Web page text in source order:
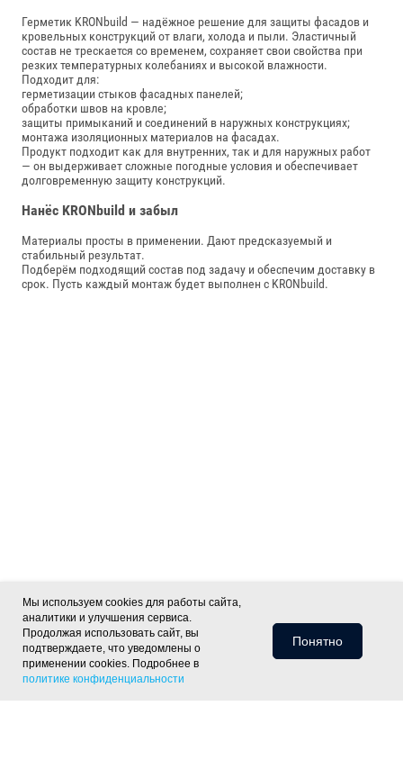
Мы используем cookies для работы сайта,
аналитики и улучшения сервиса.
Продолжая использовать сайт, вы
подтверждаете, что уведомлены о
применении cookies. Подробнее в
политике конфиденциальности
Понятно
Герметик KRONbuild — надёжное решение для защиты фасадов и
кровельных конструкций от влаги, холода и пыли. Эластичный
состав не трескается со временем, сохраняет свои свойства при
резких температурных колебаниях и высокой влажности.
Подходит для:
герметизации стыков фасадных панелей;
обработки швов на кровле;
защиты примыканий и соединений в наружных конструкциях;
монтажа изоляционных материалов на фасадах.
Продукт подходит как для внутренних, так и для наружных работ
— он выдерживает сложные погодные условия и обеспечивает
долговременную защиту конструкций.
Нанёс KRONbuild и забыл
Материалы просты в применении. Дают предсказуемый и
стабильный результат.
Подберём подходящий состав под задачу и обеспечим доставку в
срок. Пусть каждый монтаж будет выполнен с KRONbuild.